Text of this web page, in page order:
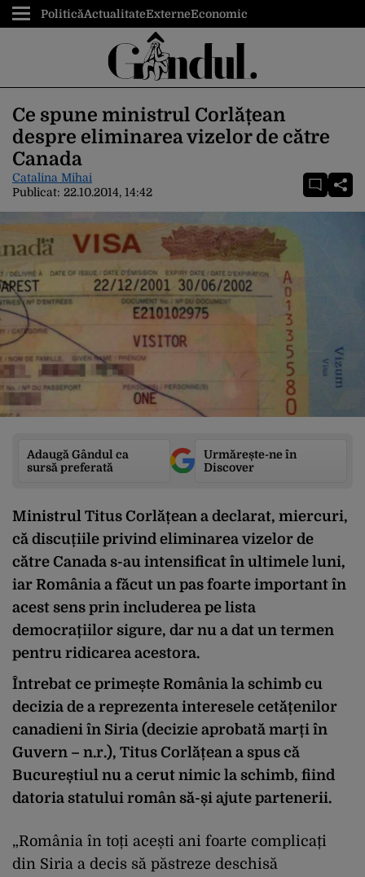
PoliticăActualitateExterneEconomic
Ce spune ministrul Corlățean
despre eliminarea vizelor de către
Canada
Catalina Mihai
Publicat: 22.10.2014, 14:42
Adaugă Gândul ca
sursă preferată
Urmărește-ne în
Discover
Ministrul Titus Corlățean a declarat, miercuri,
că discuțiile privind eliminarea vizelor de
către Canada s-au intensificat în ultimele luni,
iar România a făcut un pas foarte important în
acest sens prin includerea pe lista
democrațiilor sigure, dar nu a dat un termen
pentru ridicarea acestora.
Întrebat ce primește România la schimb cu
decizia de a reprezenta interesele cetățenilor
canadieni în Siria (decizie aprobată marți în
Guvern – n.r.), Titus Corlățean a spus că
Bucureștiul nu a cerut nimic la schimb, fiind
datoria statului român să-și ajute partenerii.
„România în toți acești ani foarte complicați
din Siria a decis să păstreze deschisă